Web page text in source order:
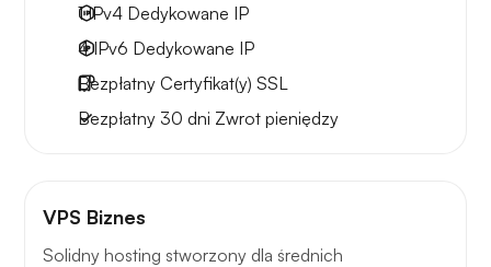
1 IPv4 Dedykowane IP
4 IPv6 Dedykowane IP
Bezpłatny Certyfikat(y) SSL
Bezpłatny 30 dni Zwrot pieniędzy
VPS Biznes
Solidny hosting stworzony dla średnich